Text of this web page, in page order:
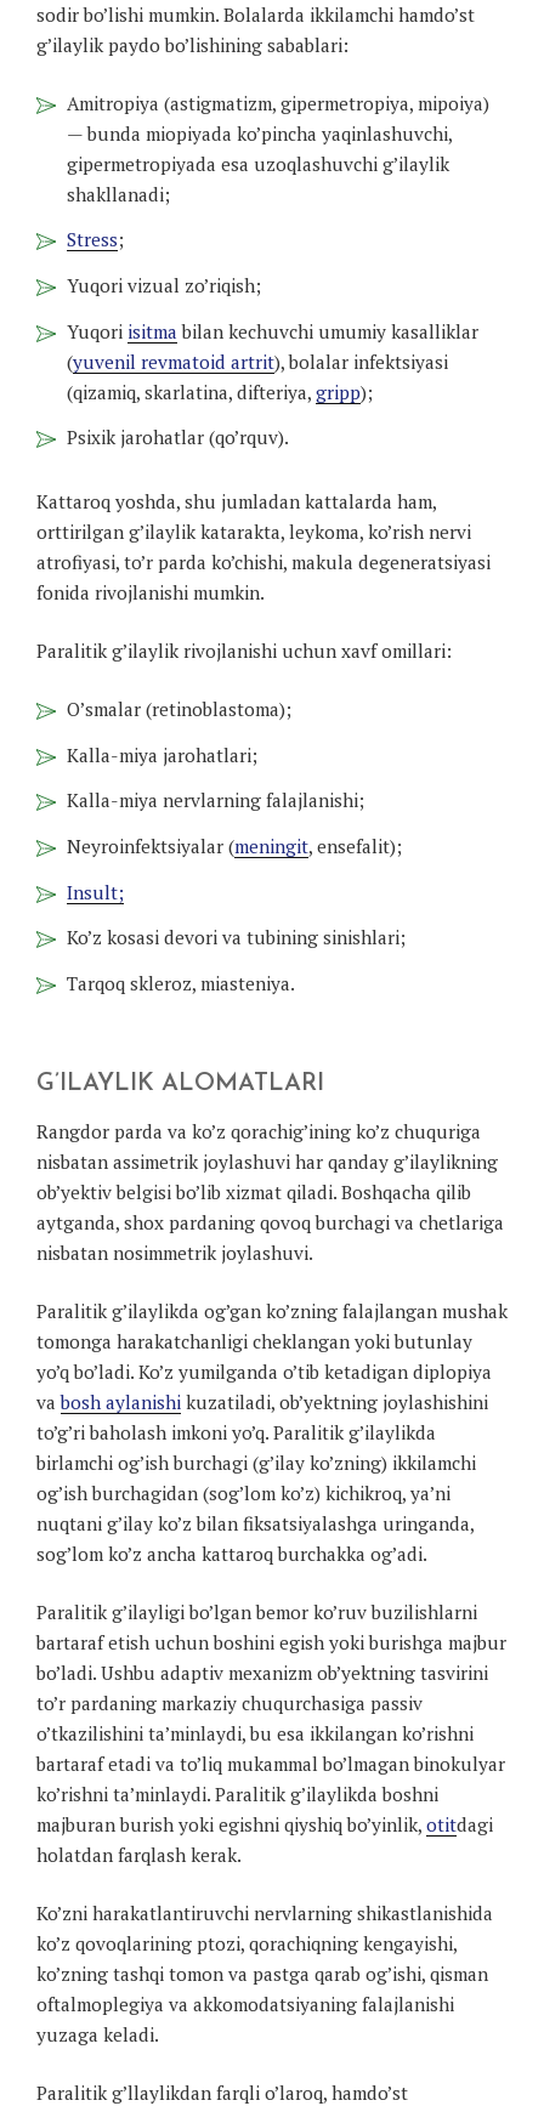
sodir bo’lishi mumkin. Bolalarda ikkilamchi hamdo’st
g’ilaylik paydo bo’lishining sabablari:
Amitropiya (astigmatizm, gipermetropiya, mipoiya)
— bunda miopiyada ko’pincha yaqinlashuvchi,
gipermetropiyada esa uzoqlashuvchi g’ilaylik
shakllanadi;
Stress;
Yuqori vizual zo’riqish;
Yuqori isitma bilan kechuvchi umumiy kasalliklar
(yuvenil revmatoid artrit), bolalar infektsiyasi
(qizamiq, skarlatina, difteriya, gripp);
Psixik jarohatlar (qo’rquv).
Kattaroq yoshda, shu jumladan kattalarda ham,
orttirilgan g’ilaylik katarakta, leykoma, ko’rish nervi
atrofiyasi, to’r parda ko’chishi, makula degeneratsiyasi
fonida rivojlanishi mumkin.
Paralitik g’ilaylik rivojlanishi uchun xavf omillari:
O’smalar (retinoblastoma);
Kalla-miya jarohatlari;
Kalla-miya nervlarning falajlanishi;
Neyroinfektsiyalar (meningit, ensefalit);
Insult;
Ko’z kosasi devori va tubining sinishlari;
Tarqoq skleroz, miasteniya.
G’ILAYLIK ALOMATLARI
Rangdor parda va ko’z qorachig’ining ko’z chuquriga
nisbatan assimetrik joylashuvi har qanday g’ilaylikning
ob’yektiv belgisi bo’lib xizmat qiladi. Boshqacha qilib
aytganda, shox pardaning qovoq burchagi va chetlariga
nisbatan nosimmetrik joylashuvi.
Paralitik g’ilaylikda og’gan ko’zning falajlangan mushak
tomonga harakatchanligi cheklangan yoki butunlay
yo’q bo’ladi. Ko’z yumilganda o’tib ketadigan diplopiya
vabosh aylanishi kuzatiladi, ob’yektning joylashishini
to’g’ri baholash imkoni yo’q. Paralitik g’ilaylikda
birlamchi og’ish burchagi (g’ilay ko’zning) ikkilamchi
og’ish burchagidan (sog’lom ko’z) kichikroq, ya’ni
nuqtani g’ilay ko’z bilan fiksatsiyalashga uringanda,
sog’lom ko’z ancha kattaroq burchakka og’adi.
Paralitik g’ilayligi bo’lgan bemor ko’ruv buzilishlarni
bartaraf etish uchun boshini egish yoki burishga majbur
bo’ladi. Ushbu adaptiv mexanizm ob’yektning tasvirini
to’r pardaning markaziy chuqurchasiga passiv
o’tkazilishini ta’minlaydi, bu esa ikkilangan ko’rishni
bartaraf etadi va to’liq mukammal bo’lmagan binokulyar
ko’rishni ta’minlaydi. Paralitik g’ilaylikda boshni
majburan burish yoki egishni qiyshiq bo’yinlik, otitdagi
holatdan farqlash kerak.
Ko’zni harakatlantiruvchi nervlarning shikastlanishida
ko’z qovoqlarining ptozi, qorachiqning kengayishi,
ko’zning tashqi tomon va pastga qarab og’ishi, qisman
oftalmoplegiya va akkomodatsiyaning falajlanishi
yuzaga keladi.
Paralitik g’llaylikdan farqli o’laroq, hamdo’st